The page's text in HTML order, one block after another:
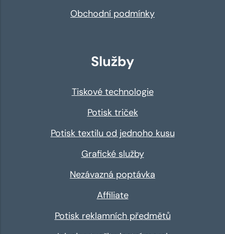
Obchodní podmínky
Služby
Tiskové technologie
Potisk triček
Potisk textilu od jednoho kusu
Grafické služby
Nezávazná poptávka
Affiliate
Potisk reklamních předmětů